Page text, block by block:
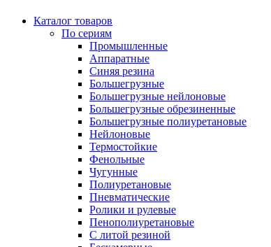
Каталог товаров
По сериям
Промышленные
Аппаратные
Синяя резина
Большегрузные
Большегрузные нейлоновые
Большегрузные обрезиненные
Большегрузные полиуретановые
Нейлоновые
Термостойкие
Фенольные
Чугунные
Полиуретановые
Пневматические
Ролики и рулевые
Пенополиуретановые
С литой резиной